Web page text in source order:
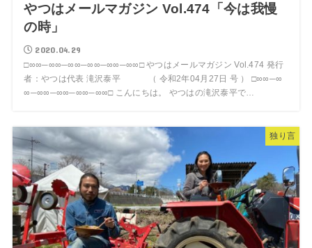
やつはメールマガジン Vol.474「今は我慢
の時」
2020.04.29
□∞∞─∞∞─∞∞─∞∞─∞∞─∞∞□ やつはメールマガジン Vol.474 発行
者：やつは代表 滝沢泰平 （ 令和2年04月27日 号 ） □∞∞─∞
∞─∞∞─∞∞─∞∞─∞∞□ こんにちは。 やつはの滝沢泰平で…
独り言